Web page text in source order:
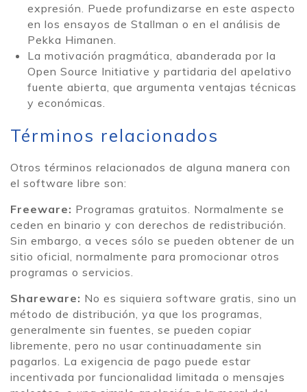
expresión. Puede profundizarse en este aspecto
en los ensayos de Stallman o en el análisis de
Pekka Himanen.
La motivación pragmática, abanderada por la
Open Source Initiative y partidaria del apelativo
fuente abierta, que argumenta ventajas técnicas
y económicas.
Términos relacionados
Otros términos relacionados de alguna manera con
el software libre son:
Freeware: Programas gratuitos. Normalmente se
ceden en binario y con derechos de redistribución.
Sin embargo, a veces sólo se pueden obtener de un
sitio oficial, normalmente para promocionar otros
programas o servicios.
Shareware: No es siquiera software gratis, sino un
método de distribución, ya que los programas,
generalmente sin fuentes, se pueden copiar
libremente, pero no usar continuadamente sin
pagarlos. La exigencia de pago puede estar
incentivada por funcionalidad limitada o mensajes